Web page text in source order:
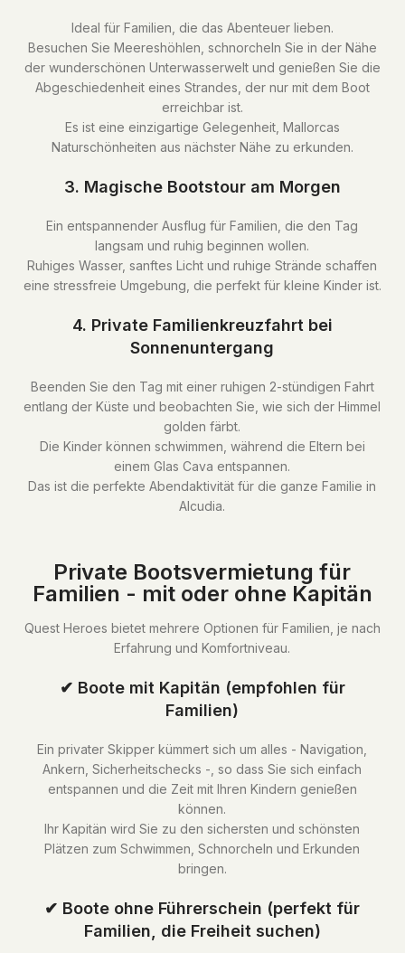
Ideal für Familien, die das Abenteuer lieben.
Besuchen Sie Meereshöhlen, schnorcheln Sie in der Nähe
der wunderschönen Unterwasserwelt und genießen Sie die
Abgeschiedenheit eines Strandes, der nur mit dem Boot
erreichbar ist.
Es ist eine einzigartige Gelegenheit, Mallorcas
Naturschönheiten aus nächster Nähe zu erkunden.
3. Magische Bootstour am Morgen
Ein entspannender Ausflug für Familien, die den Tag
langsam und ruhig beginnen wollen.
Ruhiges Wasser, sanftes Licht und ruhige Strände schaffen
eine stressfreie Umgebung, die perfekt für kleine Kinder ist.
4. Private Familienkreuzfahrt bei
Sonnenuntergang
Beenden Sie den Tag mit einer ruhigen 2-stündigen Fahrt
entlang der Küste und beobachten Sie, wie sich der Himmel
golden färbt.
Die Kinder können schwimmen, während die Eltern bei
einem Glas Cava entspannen.
Das ist die perfekte Abendaktivität für die ganze Familie in
Alcudia.
Private Bootsvermietung für
Familien - mit oder ohne Kapitän
Quest Heroes bietet mehrere Optionen für Familien, je nach
Erfahrung und Komfortniveau.
✔ Boote mit Kapitän (empfohlen für
Familien)
Ein privater Skipper kümmert sich um alles - Navigation,
Ankern, Sicherheitschecks -, so dass Sie sich einfach
entspannen und die Zeit mit Ihren Kindern genießen
können.
Ihr Kapitän wird Sie zu den sichersten und schönsten
Plätzen zum Schwimmen, Schnorcheln und Erkunden
bringen.
✔ Boote ohne Führerschein (perfekt für
Familien, die Freiheit suchen)